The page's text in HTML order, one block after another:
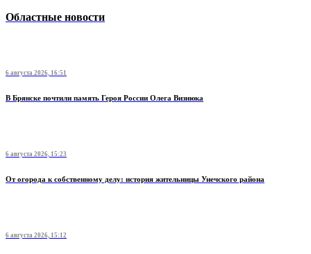
Областные новости
6 августа 2026, 16:51
В Брянске почтили память Героя России Олега Визнюка
6 августа 2026, 15:23
От огорода к собственному делу: история жительницы Унечского района
6 августа 2026, 15:12